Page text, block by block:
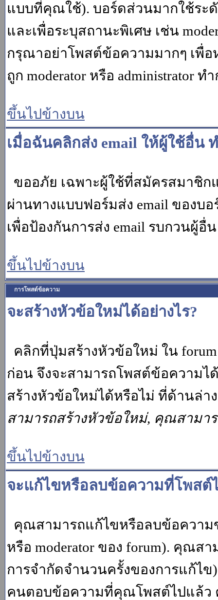
แบบที่คุณใช้). บอร์ดส่วนมากใช้ร
และเพื่อระบุสถานะพิเศษ เช่น
กรุณาอย่าโพสต์ข้อความมากๆ เพื่
ถูก moderator หรือ administrator
ขึ้นไปข้างบน
เมื่อฉันคลิกส่ง email ให้ผู้ใช้อื่น
ขออภัย เฉพาะผู้ใช้ที่สมัครสมาชิก
ผ่านทางแบบฟอร์มส่ง email ของ
เพื่อป้องกันการส่ง email รบกวนผู้อื่
ขึ้นไปข้างบน
การโพสต์ข้อความ
จะสร้างหัวข้อใหม่ได้อย่างไร?
คลิกที่ปุ่มสร้างหัวข้อใหม่ ใน
ก่อน จึงจะสามารถโพสต์ข้อความ
สร้างหัวข้อใหม่ได้หรือไม่ ที่ด้านล่
สามารถสร้างหัวข้อใหม่, คุณสามา
ขึ้นไปข้างบน
จะแก้ไขหรือลบข้อความที่โพสต์
คุณสามารถแก้ไขหรือลบข้อความ
หรือ moderator ของ forum). คุณส
การจำกัดจำนวนครั้งของการแก้ไ
คนตอบข้อความที่คุณโพสต์ไปแล้ว